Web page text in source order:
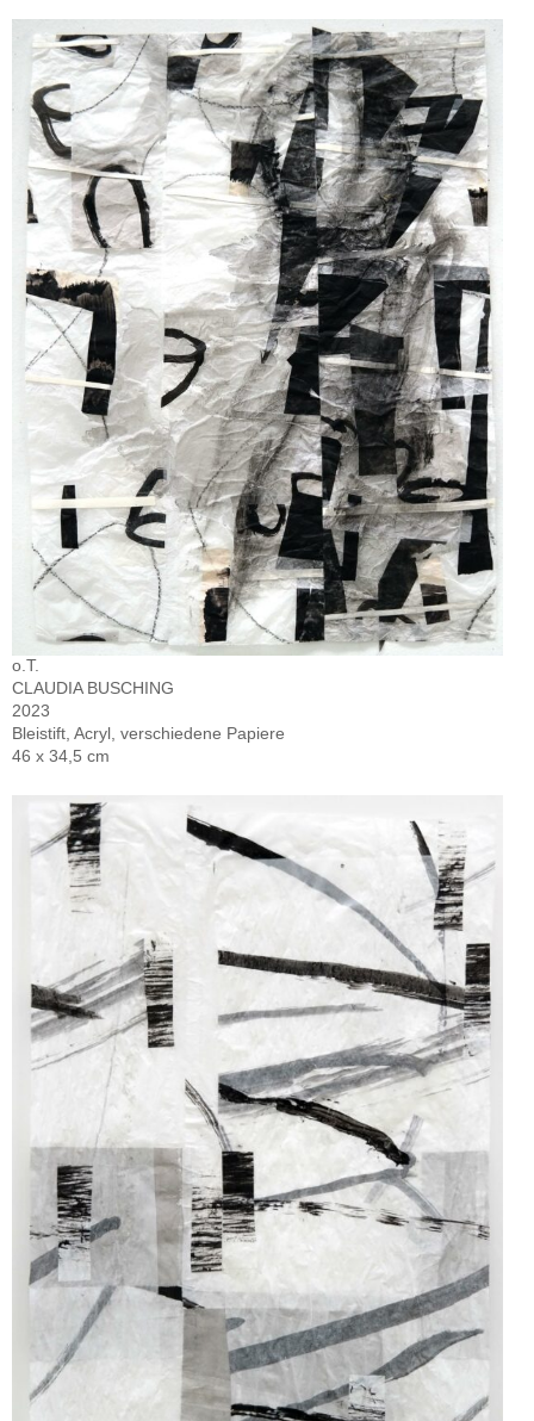
o.T.
CLAUDIA BUSCHING
2023
Bleistift, Acryl, verschiedene Papiere
46 x 34,5 cm